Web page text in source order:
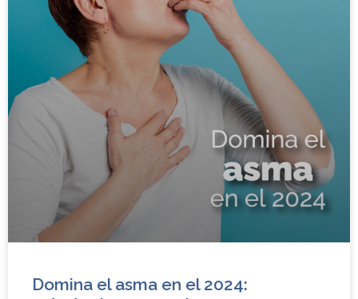
Domina el asma en el 2024: